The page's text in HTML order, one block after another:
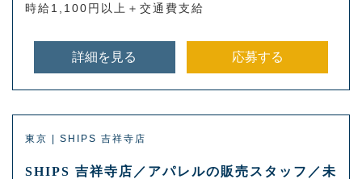
時給1,100円以上＋交通費支給
詳細を見る 応募する
東京 | SHIPS 吉祥寺店
SHIPS 吉祥寺店／アパレルの販売スタッフ／未